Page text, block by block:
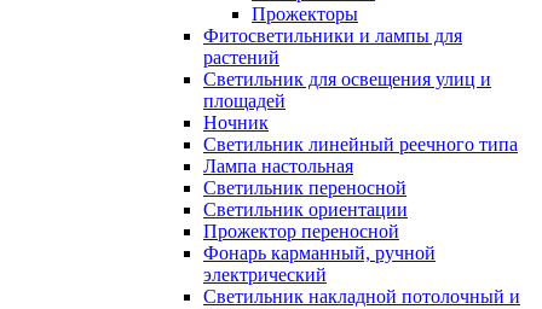
Прожекторы
Фитосветильники и лампы для
растений
Светильник для освещения улиц и
площадей
Ночник
Светильник линейный реечного типа
Лампа настольная
Светильник переносной
Светильник ориентации
Прожектор переносной
Фонарь карманный, ручной
электрический
Светильник накладной потолочный и